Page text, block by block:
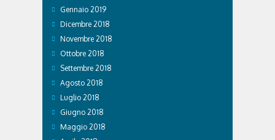
Gennaio 2019
Dicembre 2018
Novembre 2018
Ottobre 2018
Settembre 2018
Agosto 2018
Luglio 2018
Giugno 2018
Maggio 2018